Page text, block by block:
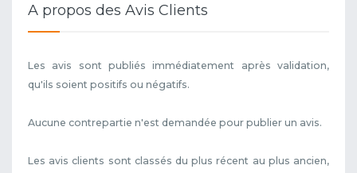
A propos des Avis Clients
Les avis sont publiés immédiatement après validation,
qu'ils soient positifs ou négatifs.
Aucune contrepartie n'est demandée pour publier un avis.
Les avis clients sont classés du plus récent au plus ancien,